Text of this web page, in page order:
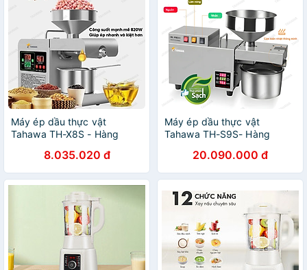
Máy ép dầu thực vật
Tahawa TH-X8S - Hàng
hãng 24 tháng
8.035.020 đ
Máy ép dầu thực vật
Tahawa TH-S9S- Hàng
20.090.000 đ